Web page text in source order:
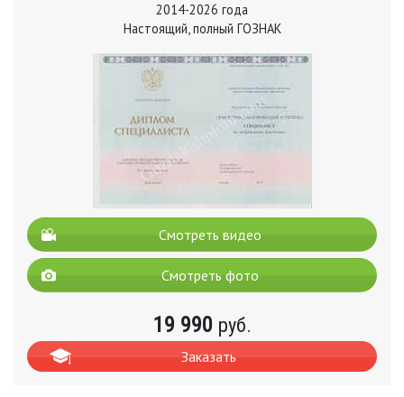
2014-2026 года
Настоящий, полный ГОЗНАК
Смотреть видео
Смотреть фото
19 990 руб.
Заказать